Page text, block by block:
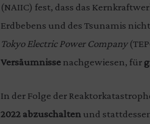
(NAIIC) fest, dass das
Erdbebens und des Tsunamis
Tokyo Electric Power Company
Versäumnisse nachgewiesen, für
In der Folge der
2022 abzuschalten und